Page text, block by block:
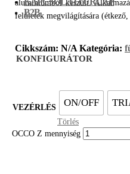
B2B
alumíniumból készült.
felületek megvilágítására
Cikkszám: N/A Kategória:
KONFIGURÁTOR
VEZÉRLÉS ON/OFF
Törlés
OCCO Z mennyiség